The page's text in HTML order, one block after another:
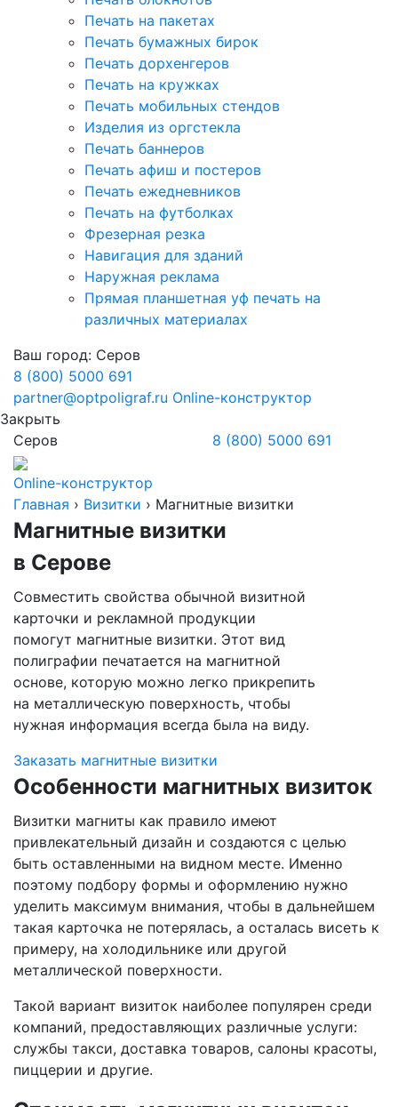
Печать на пакетах
Печать бумажных бирок
Печать дорхенгеров
Печать на кружках
Печать мобильных стендов
Изделия из оргстекла
Печать баннеров
Печать афиш и постеров
Печать ежедневников
Печать на футболках
Фрезерная резка
Навигация для зданий
Наружная реклама
Прямая планшетная уф печать на
различных материалах
Ваш город: Серов
8 (800) 5000 691
partner@optpoligraf.ru Online-конструктор
Закрыть
Серов
8 (800) 5000 691
Online-конструктор
Главная › Визитки › Магнитные визитки
Магнитные визитки
в Серове
Совместить свойства обычной визитной
карточки и рекламной продукции
помогут магнитные визитки. Этот вид
полиграфии печатается на магнитной
основе, которую можно легко прикрепить
на металлическую поверхность, чтобы
нужная информация всегда была на виду.
Заказать магнитные визитки
Особенности магнитных визиток
Визитки магниты как правило имеют
привлекательный дизайн и создаются с целью
быть оставленными на видном месте. Именно
поэтому подбору формы и оформлению нужно
уделить максимум внимания, чтобы в дальнейшем
такая карточка не потерялась, а осталась висеть к
примеру, на холодильнике или другой
металлической поверхности.
Такой вариант визиток наиболее популярен среди
компаний, предоставляющих различные услуги:
службы такси, доставка товаров, салоны красоты,
пиццерии и другие.